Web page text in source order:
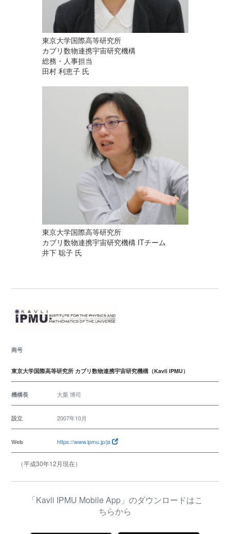
東京大学国際高等研究所
カブリ数物連携宇宙研究機構
総務・人事担当
田村 利恵子 氏
東京大学国際高等研究所
カブリ数物連携宇宙研究機構 ITチーム
井下 聡子 氏
商号
東京大学国際高等研究所 カブリ数物連携宇宙研究機構（Kavli IPMU）
機構長 大栗 博司
設立 2007年10月
Web https://www.ipmu.jp/ja
（平成30年12月現在）
「Kavli IPMU Mobile App」のダウンロードはこ
ちらから